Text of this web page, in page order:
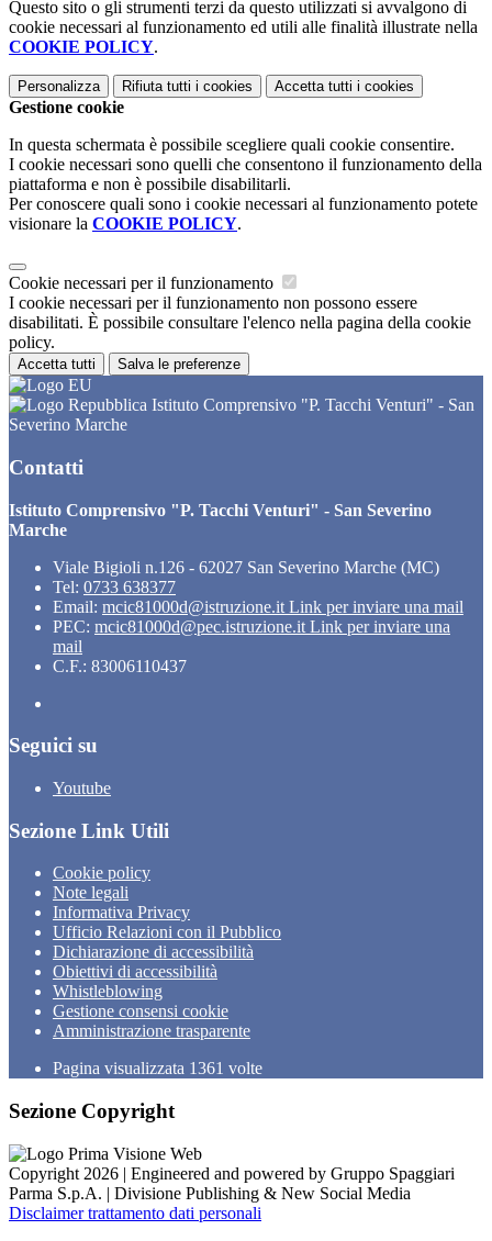
Questo sito o gli strumenti terzi da questo utilizzati si avvalgono di
cookie necessari al funzionamento ed utili alle finalità illustrate nella
COOKIE POLICY.
Personalizza Rifiuta tutti i cookies Accetta tutti i cookies
Gestione cookie
In questa schermata è possibile scegliere quali cookie consentire.
I cookie necessari sono quelli che consentono il funzionamento della
piattaforma e non è possibile disabilitarli.
Per conoscere quali sono i cookie necessari al funzionamento potete
visionare la COOKIE POLICY.
Cookie necessari per il funzionamento
I cookie necessari per il funzionamento non possono essere
disabilitati. È possibile consultare l'elenco nella pagina della cookie
policy.
Accetta tutti Salva le preferenze
Istituto Comprensivo "P. Tacchi Venturi" - San
Severino Marche
Contatti
Istituto Comprensivo "P. Tacchi Venturi" - San Severino
Marche
Viale Bigioli n.126 - 62027 San Severino Marche (MC)
Tel: 0733 638377
Email: mcic81000d@istruzione.it Link per inviare una mail
PEC: mcic81000d@pec.istruzione.it Link per inviare una
mail
C.F.: 83006110437
Seguici su
Youtube
Sezione Link Utili
Cookie policy
Note legali
Informativa Privacy
Ufficio Relazioni con il Pubblico
Dichiarazione di accessibilità
Obiettivi di accessibilità
Whistleblowing
Gestione consensi cookie
Amministrazione trasparente
Pagina visualizzata 1361 volte
Sezione Copyright
Copyright 2026 | Engineered and powered by Gruppo Spaggiari
Parma S.p.A. | Divisione Publishing & New Social Media
Disclaimer trattamento dati personali